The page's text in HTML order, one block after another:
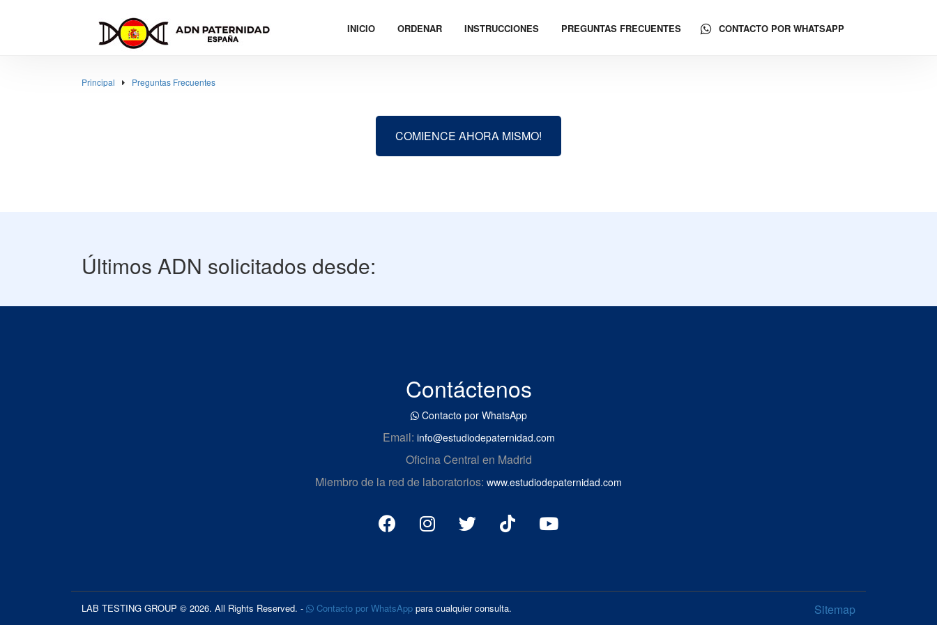
INICIO ORDENAR INSTRUCCIONES PREGUNTAS FRECUENTES CONTACTO POR WHATSAPP
Principal Preguntas Frecuentes
COMIENCE AHORA MISMO!
Últimos ADN solicitados desde:
Contáctenos
Contacto por WhatsApp
Email: info@estudiodepaternidad.com
Oficina Central en Madrid
Miembro de la red de laboratorios: www.estudiodepaternidad.com
LAB TESTING GROUP © 2026. All Rights Reserved. - Contacto por WhatsApp para cualquier consulta. Sitemap